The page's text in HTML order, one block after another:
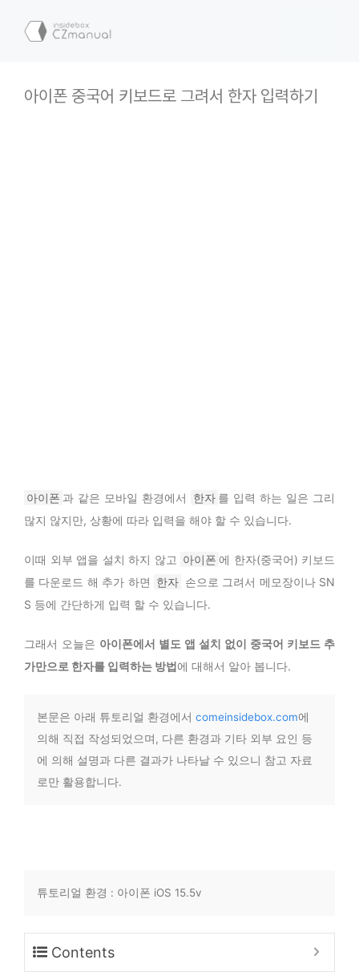
아이폰 중국어 키보드로 그려서 한자 입력하기
아이폰 과 같은 모바일 환경에서 한자 를 입력 하는 일은 그리
많지 않지만, 상황에 따라 입력을 해야 할 수 있습니다.
이때 외부 앱을 설치 하지 않고 아이폰 에 한자(중국어) 키보드
를 다운로드 해 추가 하면 한자 손으로 그려서 메모장이나 SN
S 등에 간단하게 입력 할 수 있습니다.
그래서 오늘은 아이폰에서 별도 앱 설치 없이 중국어 키보드 추
가만으로 한자를 입력하는 방법에 대해서 알아 봅니다.
본문은 아래 튜토리얼 환경에서 comeinsidebox.com에
의해 직접 작성되었으며, 다른 환경과 기타 외부 요인 등
에 의해 설명과 다른 결과가 나타날 수 있으니 참고 자료
로만 활용합니다.
튜토리얼 환경 : 아이폰 iOS 15.5v
Contents